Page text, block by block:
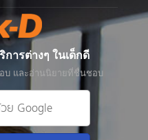
ารต่างๆ ในเด็กดี
บ และอ่านนิยายที่ชื่นชอบ
ย Google